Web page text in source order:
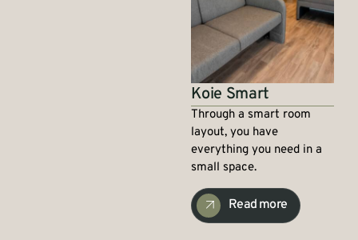
Koie Smart
Through a smart room
layout, you have
everything you need in a
small space.
Read more